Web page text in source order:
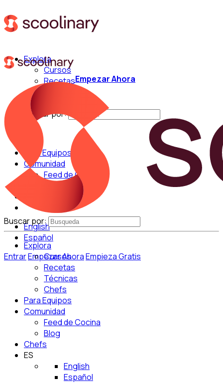
Explora
Cursos
Recetas
Buscar por:
Para Equipos
Comunidad
Feed de Cocina
English
Español
EntrarEmpezar AhoraEmpieza Gratis
Empezar Ahora
Buscar por:
Explora
Cursos
Recetas
Técnicas
Chefs
Para Equipos
Comunidad
Feed de Cocina
Blog
Chefs
ES
English
Español